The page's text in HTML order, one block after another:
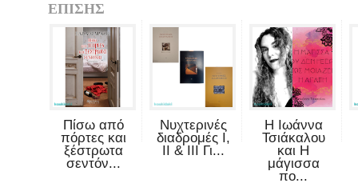
ΕΠΙΣΗΣ
Πίσω από
πόρτες και
ξέστρωτα
σεντόν...
Νυχτερινές
διαδρομές Ι,
ΙΙ & ΙΙΙ Γι...
Η Ιωάννα
Τσιάκαλου
και Η
μάγισσα
πο...